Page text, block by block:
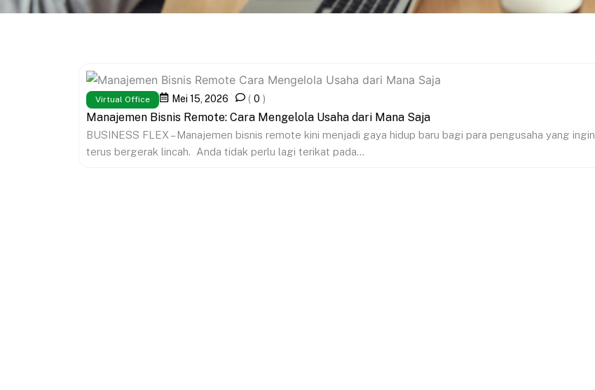
Virtual Office Mei 15, 2026 ( 0 )
Manajemen Bisnis Remote: Cara Mengelola Usaha dari Mana Saja
BUSINESS FLEX – Manajemen bisnis remote kini menjadi gaya hidup baru bagi para pengusaha yang ingin
terus bergerak lincah. Anda tidak perlu lagi terikat pada...